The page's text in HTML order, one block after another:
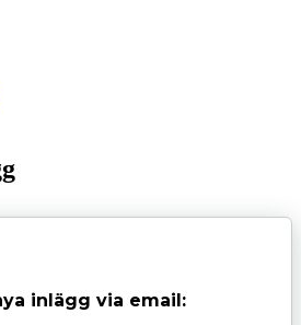
inlägg via email: